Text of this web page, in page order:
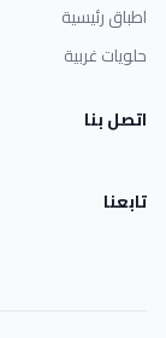
اطباق رئيسية
حلويات غربية
اتصل بنا
تابعنا